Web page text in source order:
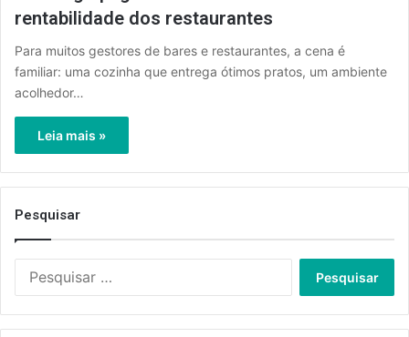
rentabilidade dos restaurantes
Para muitos gestores de bares e restaurantes, a cena é
familiar: uma cozinha que entrega ótimos pratos, um ambiente
acolhedor…
Leia mais »
Pesquisar